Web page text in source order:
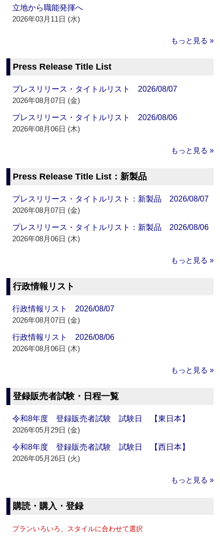
立地から職能発揮へ
2026年03月11日 (水)
もっと見る »
Press Release Title List
プレスリリース・タイトルリスト 2026/08/07
2026年08月07日 (金)
プレスリリース・タイトルリスト 2026/08/06
2026年08月06日 (木)
もっと見る »
Press Release Title List：新製品
プレスリリース・タイトルリスト：新製品 2026/08/07
2026年08月07日 (金)
プレスリリース・タイトルリスト：新製品 2026/08/06
2026年08月06日 (木)
もっと見る »
行政情報リスト
行政情報リスト 2026/08/07
2026年08月07日 (金)
行政情報リスト 2026/08/06
2026年08月06日 (木)
もっと見る »
登録販売者試験・日程一覧
令和8年度 登録販売者試験 試験日 【東日本】
2026年05月29日 (金)
令和8年度 登録販売者試験 試験日 【西日本】
2026年05月26日 (火)
もっと見る »
購読・購入・登録
プランいろいろ、スタイルに合わせて選択